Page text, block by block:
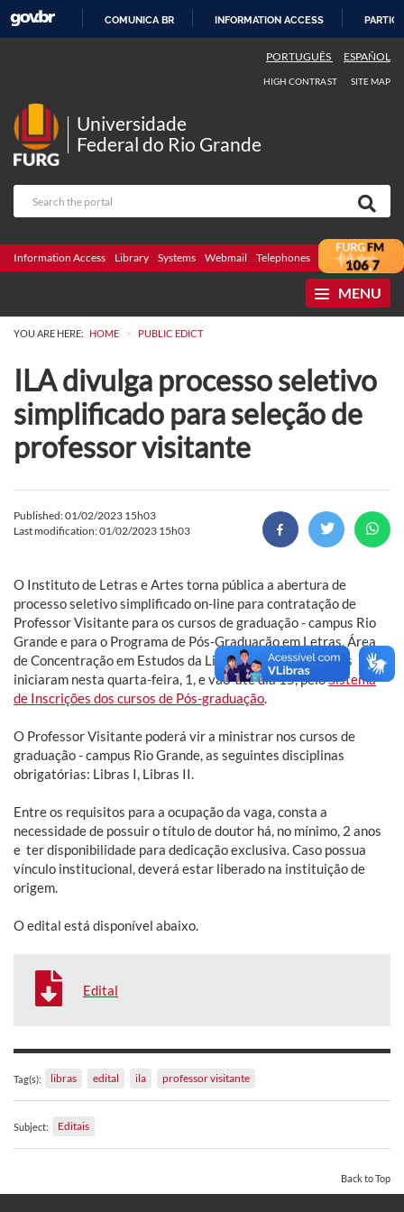
COMUNICA BR INFORMATION ACCESS
PORTUGUÊS ESPAÑOL
HIGH CONTRAST SITE MAP
Universidade
Federal do Rio Grande
Information Access Library Systems Webmail Telephones Bidding
MENU
YOU ARE HERE: HOME > PUBLIC EDICT
ILA divulga processo seletivo
simplificado para seleção de
professor visitante
Published: 01/02/2023 15h03
Last modification: 01/02/2023 15h03
O Instituto de Letras e Artes torna pública a abertura de
processo seletivo simplificado on-line para contratação de
Professor Visitante para os cursos de graduação - campus Rio
Grande e para o Programa de Pós-Graduação em Letras, Área
de Concentração em Estudos da Linguagem. As inscrições
iniciaram nesta quarta-feira, 1, e vão até dia 15, peloSistema
de Inscrições dos cursos de Pós-graduação
O Professor Visitante poderá vir a ministrar nos cursos de
graduação - campus Rio Grande, as seguintes disciplinas
obrigatórias: Libras I, Libras II.
Entre os requisitos para a ocupação da vaga, consta a
necessidade de possuir o título de doutor há, no mínimo, 2 anos
e ter disponibilidade para dedicação exclusiva. Caso possua
vínculo institucional, deverá estar liberado na instituição de
origem.
O edital está disponível abaixo.
Edital
Tag(s): libras edital ila professor visitante
Subject: Editais
Back to Top